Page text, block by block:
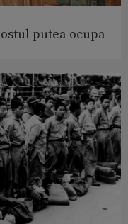
putea ocupa